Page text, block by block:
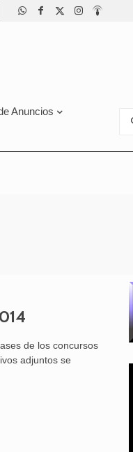
Anuncios
de los concursos
adjuntos se